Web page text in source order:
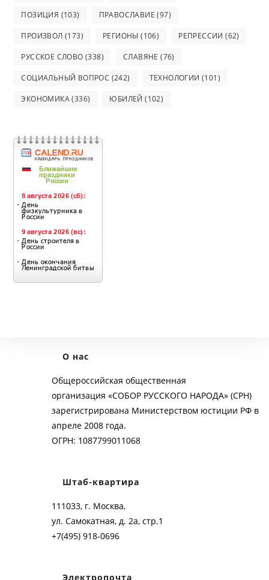
ПОЗИЦИЯ (103) ПРАВОСЛАВИЕ (97)
ПРОИЗВОЛ (173) РЕГИОНЫ (106) РЕПРЕССИИ (62)
РУССКОЕ СЛОВО (338) СЛАВЯНЕ (76)
СОЦИАЛЬНЫЙ ВОПРОС (242) ТЕХНОЛОГИИ (101)
ЭКОНОМИКА(336) ЮБИЛЕЙ (102)
О нас
Общероссийская общественная
организация «СОБОР РУССКОГО НАРОДА» (СРН)
зарегистрирована Министерством юстиции РФ в
апреле 2008 года.
ОГРН: 1087799011068
Штаб-квартира
111033, г. Москва,
ул. Самокатная, д. 2а, стр.1
+7(495) 918-0696
Электропочта